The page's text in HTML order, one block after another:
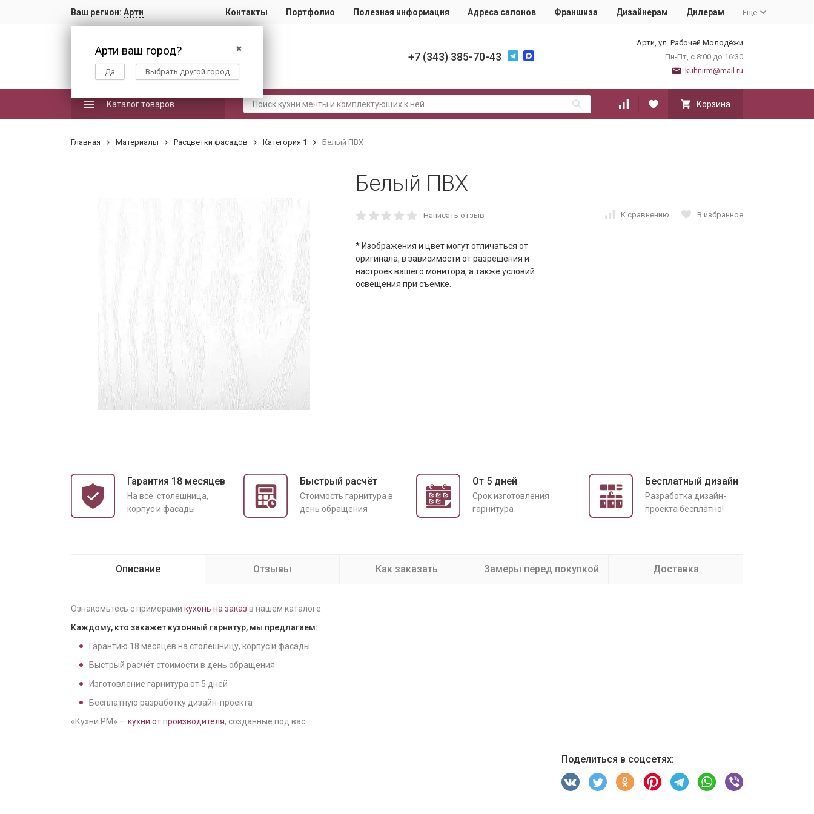
Ваш регион: Арти
✖
Арти ваш город?
Да Выбрать другой город
Контакты Портфолио Полезная информация Адреса салонов Франшиза Дизайнерам Дилерам Ещё
+7 (343) 385-70-43
Арти, ул. Рабочей Молодёжи
Пн-Пт, с 8:00 до 16:30
kuhnirm@mail.ru
Каталог товаров Корзина
Главная Материалы Расцветки фасадов Категория 1 Белый ПВХ
Белый ПВХ
Написать отзыв К сравнению В избранное
* Изображения и цвет могут отличаться от
оригинала, в зависимости от разрешения и
настроек вашего монитора, а также условий
освещения при съемке.
Гарантия 18 месяцев
На все: столешница,
корпус и фасады
Быстрый расчёт
Cтоимость гарнитура в
день обращения
От 5 дней
Срок изготовления
гарнитура
Бесплатный дизайн
Разработка дизайн-
проекта бесплатно!
Описание Отзывы Как заказать Замеры перед покупкой Доставка
Ознакомьтесь с примерами кухонь на заказ в нашем каталоге.
Каждому, кто закажет кухонный гарнитур, мы предлагаем:
Гарантию 18 месяцев на столешницу, корпус и фасады
Быстрый расчёт стоимости в день обращения
Изготовление гарнитура от 5 дней
Бесплатную разработку дизайн-проекта
«Кухни РМ» — кухни от производителя, созданные под вас.
Поделиться в соцсетях: